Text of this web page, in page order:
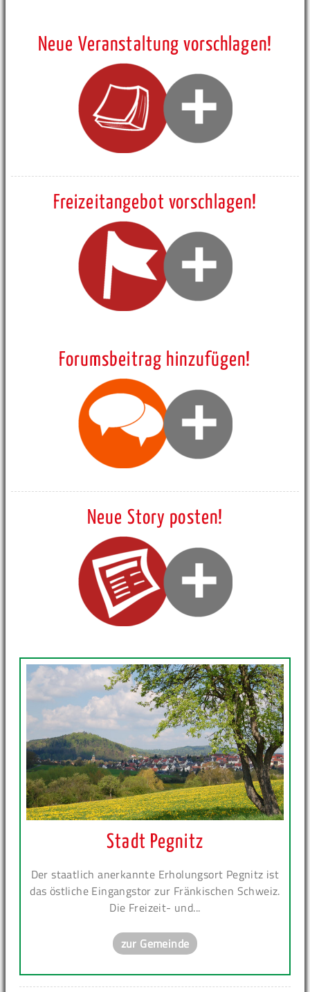
Neue Veranstaltung vorschlagen!
Freizeitangebot vorschlagen!
Forumsbeitrag hinzufügen!
Neue Story posten!
Stadt Pegnitz
Der staatlich anerkannte Erholungsort Pegnitz ist
das östliche Eingangstor zur Fränkischen Schweiz.
Die Freizeit- und...
zur Gemeinde